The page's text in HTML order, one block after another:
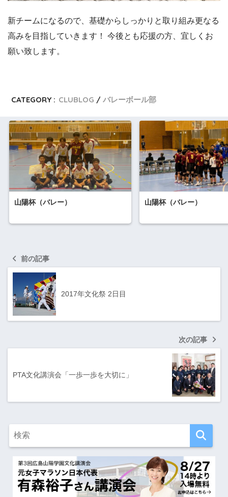
新チームになるので、基礎からしっかりと取り組み更なる
高みを目指していきます！ 今後とも応援の方、宜しくお
願い致します。
CATEGORY : CLUBLOG バレーボール部
山陽杯（バレー） 山陽杯（バレー）
前の記事
2017年文化祭 2日目
次の記事
PTA文化講演会「一歩一歩を大切に」